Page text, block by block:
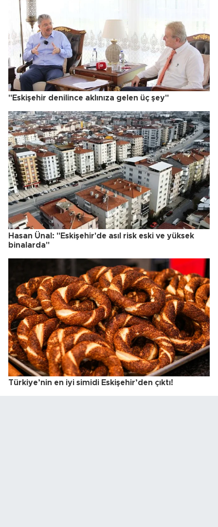
"Eskişehir denilince aklınıza gelen üç şey"
Hasan Ünal: "Eskişehir'de asıl risk eski ve yüksek
binalarda"
Türkiye’nin en iyi simidi Eskişehir’den çıktı!